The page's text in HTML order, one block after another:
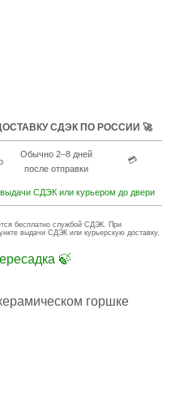
СДЭК ПО РОССИИ 🚀
Обычно 2–8 дней
после отправки
💳
выдачи СДЭК или курьером до двери
бесплатно службой СДЭК. При
выдачи СДЭК или курьерскую доставку,
🍃
горшке